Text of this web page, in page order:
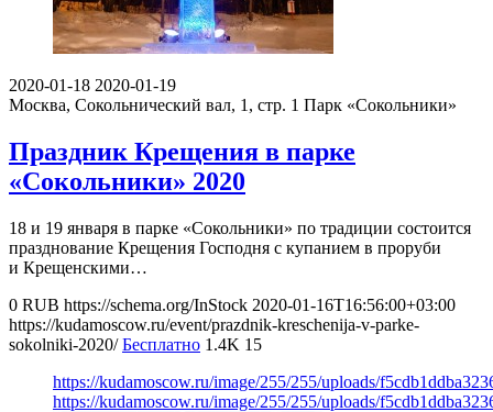
2020-01-18 2020-01-19
Москва, Сокольнический вал, 1, стр. 1 Парк «Сокольники»
Праздник Крещения в парке
«Сокольники» 2020
18 и 19 января в парке «Сокольники» по традиции состоится
празднование Крещения Господня с купанием в проруби
и Крещенскими…
0 RUB https://schema.org/InStock 2020-01-16T16:56:00+03:00
https://kudamoscow.ru/event/prazdnik-kreschenija-v-parke-
sokolniki-2020/ Бесплатно 1.4K 15
https://kudamoscow.ru/image/255/255/uploads/
https://kudamoscow.ru/image/255/255/uploads/